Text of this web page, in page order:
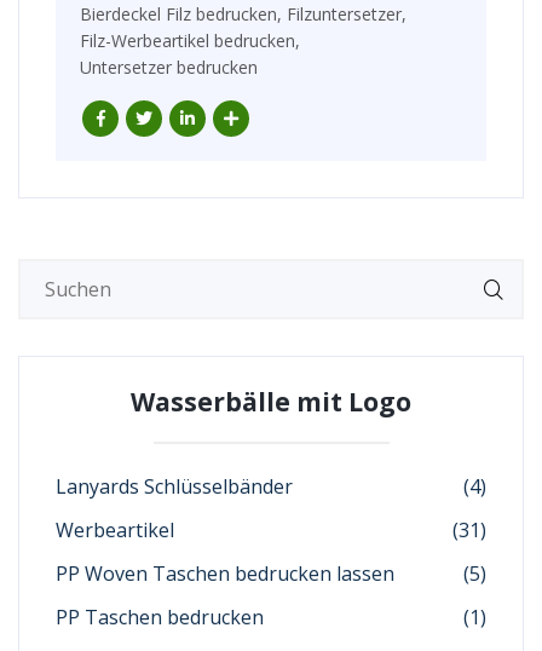
Bierdeckel Filz bedrucken, Filzuntersetzer,
Filz-Werbeartikel bedrucken,
Untersetzer bedrucken
Wasserbälle mit Logo
Lanyards Schlüsselbänder
(4)
Werbeartikel
(31)
PP Woven Taschen bedrucken lassen
(5)
PP Taschen bedrucken
(1)